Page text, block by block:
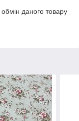
даного товару